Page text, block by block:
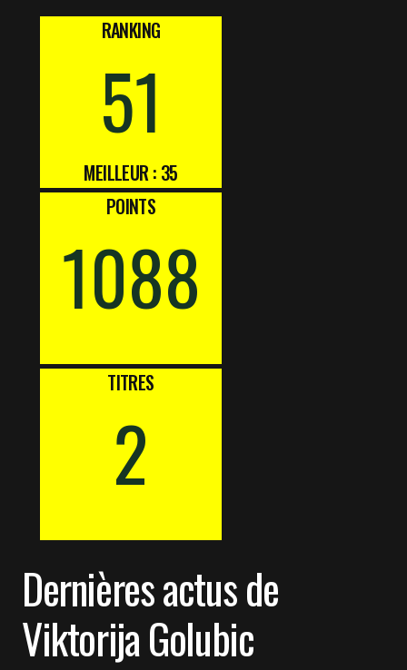
RANKING
51
MEILLEUR : 35
POINTS
1088
TITRES
2
Dernières actus de
Viktorija Golubic